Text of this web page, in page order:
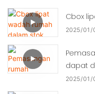
Cbox
2025 01
dapat
2025 01